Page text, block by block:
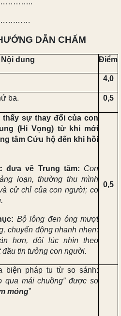
DẪN CHẤM
Nội dung Điểm
4,0
ba. 0,5
thấy sự thay đổi của con
(Hi Vọng) từ khi mới
tâm Cứu hộ đến khi hồi
đưa về Trung tâm: Con
loạn, thường thu mình
cử chỉ của con người; co
Bộ lông đen óng mượt
chuyển động nhanh nhẹn;
hơn, đôi lúc nhìn theo
tin tưởng con người.
0,5
biện pháp tu từ so sánh:
qua máichuồng” được so
mỏng”